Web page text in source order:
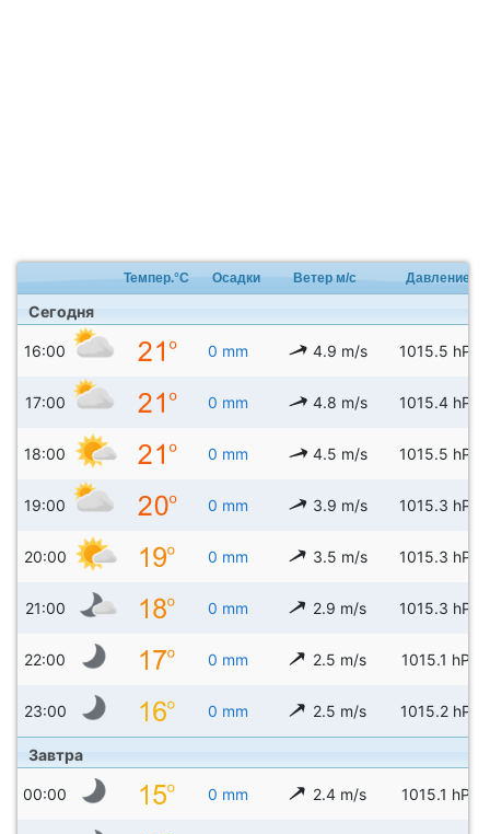
Темпер.°C Осадки Ветер м/с Давление
Сегодня
16:00 0 mm 4.9 m/s 1015.5 hPa
17:00 0 mm 4.8 m/s 1015.4 hPa
18:00 0 mm 4.5 m/s 1015.5 hPa
19:00 0 mm 3.9 m/s 1015.3 hPa
20:00 0 mm 3.5 m/s 1015.3 hPa
21:00 0 mm 2.9 m/s 1015.3 hPa
22:00 0 mm 2.5 m/s 1015.1 hPa
23:00 0 mm 2.5 m/s 1015.2 hPa
Завтра
00:00 0 mm 2.4 m/s 1015.1 hPa